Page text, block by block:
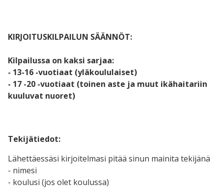
KIRJOITUSKILPAILUN SÄÄNNÖT:
Kilpailussa on kaksi sarjaa:
- 13-16 -vuotiaat (yläkoululaiset)
- 17 -20 -vuotiaat (toinen aste ja muut ikähaitariin
kuuluvat nuoret)
Tekijätiedot:
Lähettäessäsi kirjoitelmasi pitää sinun mainita tekijänä
- nimesi
- koulusi (jos olet koulussa)